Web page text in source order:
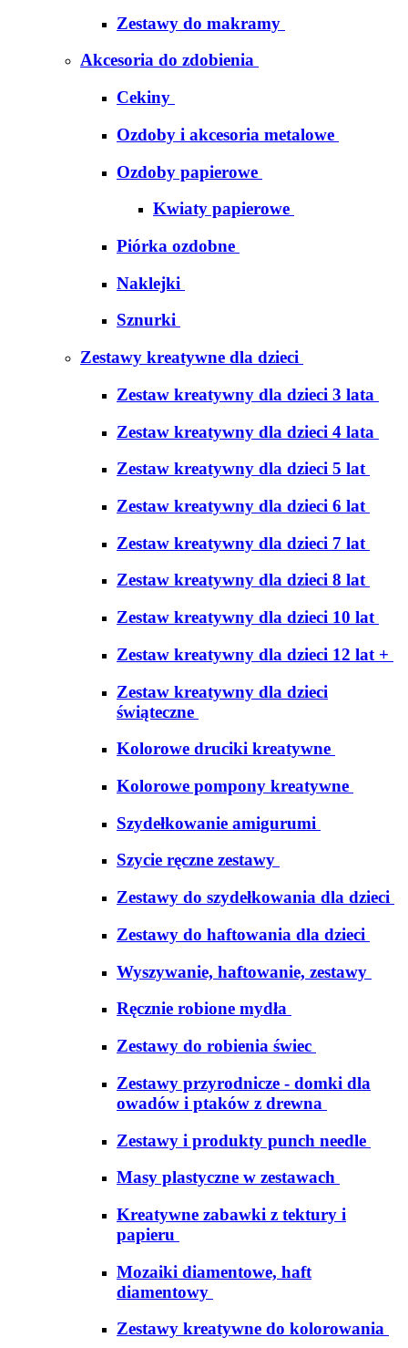
Zestawy do makramy
Akcesoria do zdobienia
Cekiny
Ozdoby i akcesoria metalowe
Ozdoby papierowe
Kwiaty papierowe
Piórka ozdobne
Naklejki
Sznurki
Zestawy kreatywne dla dzieci
Zestaw kreatywny dla dzieci 3 lata
Zestaw kreatywny dla dzieci 4 lata
Zestaw kreatywny dla dzieci 5 lat
Zestaw kreatywny dla dzieci 6 lat
Zestaw kreatywny dla dzieci 7 lat
Zestaw kreatywny dla dzieci 8 lat
Zestaw kreatywny dla dzieci 10 lat
Zestaw kreatywny dla dzieci 12 lat +
Zestaw kreatywny dla dzieci
świąteczne
Kolorowe druciki kreatywne
Kolorowe pompony kreatywne
Szydełkowanie amigurumi
Szycie ręczne zestawy
Zestawy do szydełkowania dla dzieci
Zestawy do haftowania dla dzieci
Wyszywanie, haftowanie, zestawy
Ręcznie robione mydła
Zestawy do robienia świec
Zestawy przyrodnicze - domki dla
owadów i ptaków z drewna
Zestawy i produkty punch needle
Masy plastyczne w zestawach
Kreatywne zabawki z tektury i
papieru
Mozaiki diamentowe, haft
diamentowy
Zestawy kreatywne do kolorowania